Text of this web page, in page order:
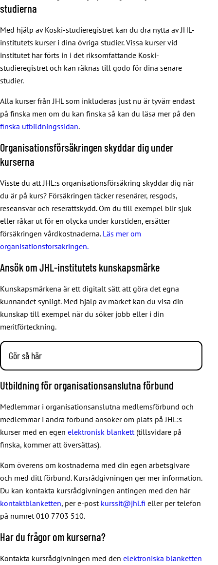
JHL med vår
Laurea-ammattikorkeakoulu
Metropolia Ammattikorkeakoulu
Oulun ammattikorkeakoulu
Satakunnan ammattikorkeakoulu
Savonia-ammattikorkeakoulu
Tampereen ammattikorkeakoulu
Turun ammattikorkeakoulu
Vaasan ammattikorkeakoulu
Kaakkois-Suomen ammattikorkeakoulu
Lapin yliopisto
Oulun yliopisto
Tampereen yliopisto
Turun yliopisto
Vaasan yliopisto
studierna
Med hjälp av Koski-studieregistret kan du dra nytta av JHL-
institutets kurser i dina övriga studier. Vissa kurser vid
institutet har förts in i det riksomfattande Koski-
studieregistret och kan räknas till godo för dina senare
studier.
Alla kurser från JHL som inkluderas just nu är tyvärr endast
på finska men om du kan finska så kan du läsa mer på den
finska utbildningssidan.
Organisationsförsäkringen skyddar dig under
kurserna
Visste du att JHL:s organisationsförsäkring skyddar dig när
du är på kurs? Försäkringen täcker resenärer, resgods,
reseansvar och reserättskydd. Om du till exempel blir sjuk
eller råkar ut för en olycka under kurstiden, ersätter
försäkringen vårdkostnaderna. Läs mer om
organisationsförsäkringen.
Ansök om JHL-institutets kunskapsmärke
Kunskapsmärkena är ett digitalt sätt att göra det egna
kunnandet synligt. Med hjälp av märket kan du visa din
kunskap till exempel när du söker jobb eller i din
meritförteckning.
Gör så här
Passport.
2. Kom ihåg den e-postadress du angett vid registreringen
eftersom du kommer att behöva den när du ansöker om ett
märke.
grunder som förutsätts för att bevilja det kunskapsmärke du
ansöker om.
4. Ta emot kunskapsmärket genom att godkänna det.
Utbildning för organisationsanslutna förbund
Medlemmar i organisationsanslutna medlemsförbund och
medlemmar i andra förbund ansöker om plats på JHL:s
kurser med en egen elektronisk blankett (tillsvidare på
finska, kommer att översättas).
Kom överens om kostnaderna med din egen arbetsgivare
och med ditt förbund. Kursrådgivningen ger mer information.
Du kan kontakta kursrådgivningen antingen med den här
kontaktblanketten, per e-post kurssit@jhl.fi eller per telefon
på numret 010 7703 510.
Har du frågor om kurserna?
Kontakta kursrådgivningen med den elektroniska blanketten